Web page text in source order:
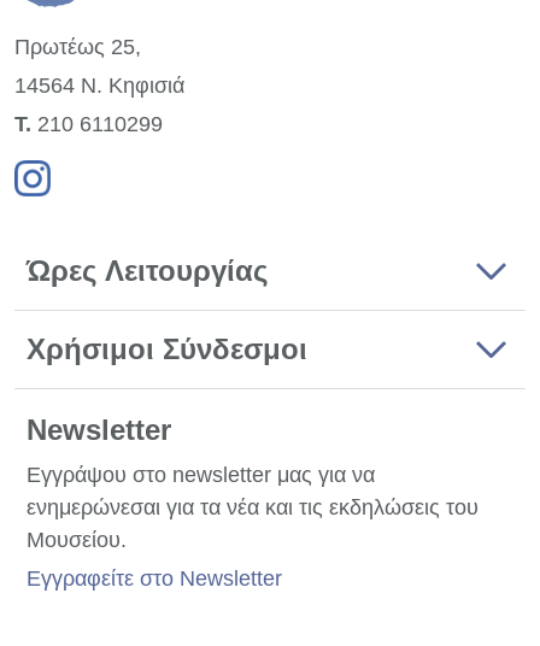
Πρωτέως 25,
14564 Ν. Κηφισιά
Τ. 210 6110299
Ώρες Λειτουργίας
Χρήσιμοι Σύνδεσμοι
Newsletter
Εγγράψου στο newsletter μας για να
ενημερώνεσαι για τα νέα και τις εκδηλώσεις του
Μουσείου.
Εγγραφείτε στο Newsletter